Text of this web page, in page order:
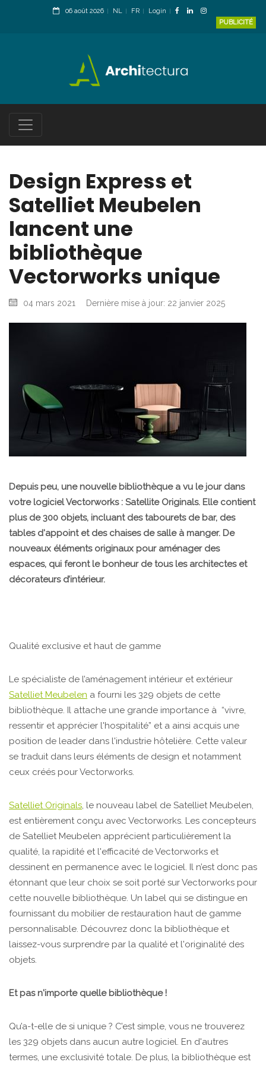
06 août 2026 NL FR
Login
PUBLICITÉ
Design Express et
Satelliet Meubelen
lancent une
bibliothèque
Vectorworks unique
04 mars 2021 Dernière mise à jour: 22 janvier 2025
Depuis peu, une nouvelle bibliothèque a vu le jour dans
votre logiciel Vectorworks : Satellite Originals. Elle contient
plus de 300 objets, incluant des tabourets de bar, des
tables d'appoint et des chaises de salle à manger. De
nouveaux éléments originaux pour aménager des
espaces, qui feront le bonheur de tous les architectes et
décorateurs d’intérieur.
Qualité exclusive et haut de gamme
Le spécialiste de l’aménagement intérieur et extérieur
Satelliet Meubelen a fourni les 329 objets de cette
bibliothèque. Il attache une grande importance à “vivre,
ressentir et apprécier l'hospitalité” et a ainsi acquis une
position de leader dans l'industrie hôtelière. Cette valeur
se traduit dans leurs éléments de design et notamment
ceux créés pour Vectorworks.
Satelliet Originals, le nouveau label de Satelliet Meubelen,
est entièrement conçu avec Vectorworks. Les concepteurs
de Satelliet Meubelen apprécient particulièrement la
qualité, la rapidité et l'efficacité de Vectorworks et
dessinent en permanence avec le logiciel. Il n’est donc pas
étonnant que leur choix se soit porté sur Vectorworks pour
cette nouvelle bibliothèque. Un label qui se distingue en
fournissant du mobilier de restauration haut de gamme
personnalisable. Découvrez donc la bibliothèque et
laissez-vous surprendre par la qualité et l'originalité des
objets.
Et pas n'importe quelle bibliothèque !
Qu’a-t-elle de si unique ? C’est simple, vous ne trouverez
les 329 objets dans aucun autre logiciel. En d'autres
termes, une exclusivité totale. De plus, la bibliothèque est